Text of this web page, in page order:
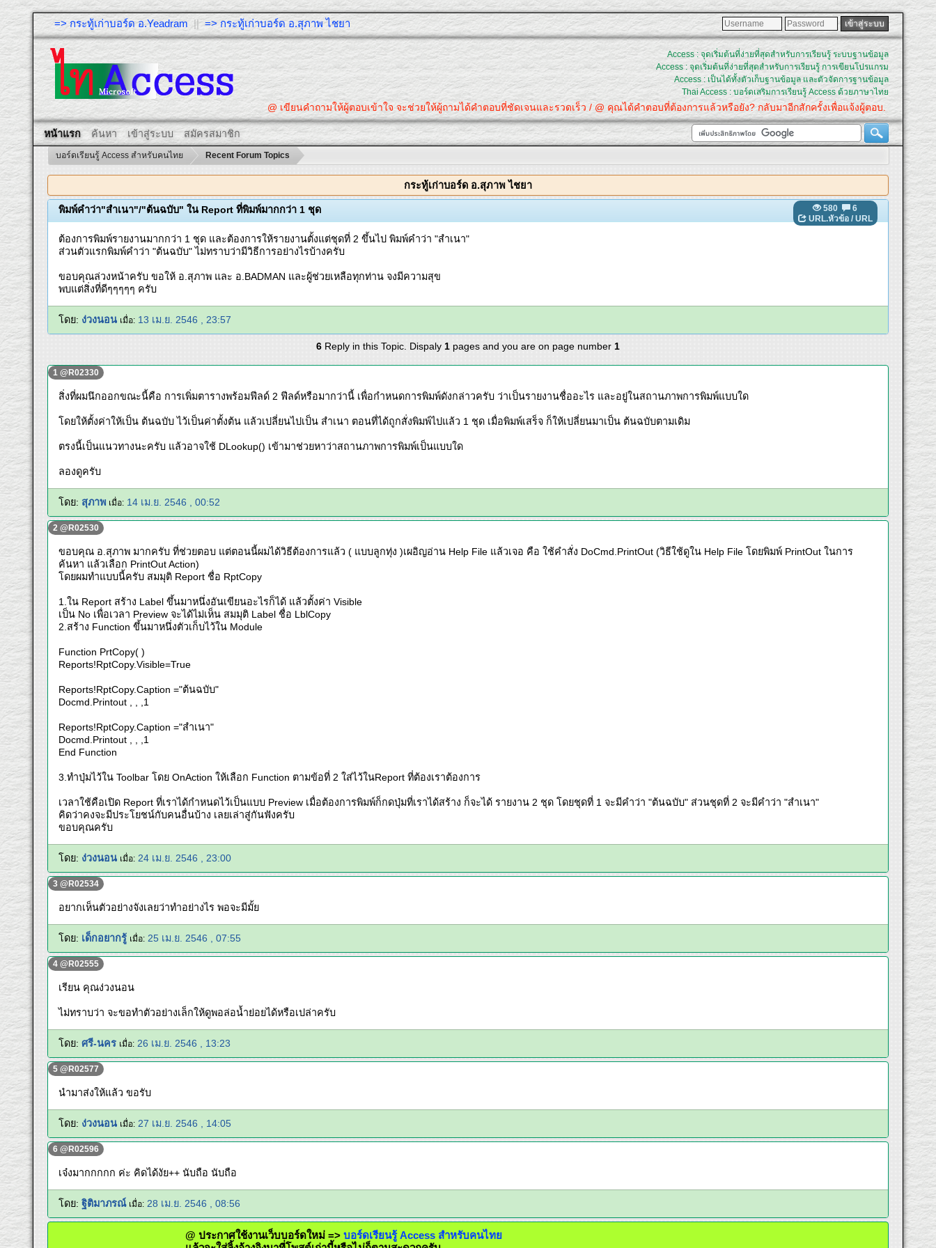
=> กระทู้เก่าบอร์ด อ.Yeadram ||=> กระทู้เก่าบอร์ด อ.สุภาพ ไชยา
Access : จุดเริ่มต้นที่ง่ายที่สุดสำหรับการเรียนรู้ ระบบฐานข้อมูล
Access : จุดเริ่มต้นที่ง่ายที่สุดสำหรับการเรียนรู้ การเขียนโปรแกรม
Access : เป็นได้ทั้งตัวเก็บฐานข้อมูล และตัวจัดการฐานข้อมูล
Thai Access : บอร์ดเสริมการเรียนรู้ Access ด้วยภาษาไทย
@ เขียนคำถามให้ผู้ตอบเข้าใจ จะช่วยให้ผู้ถามได้คำตอบที่ชัดเจนและรวดเร็ว / @ คุณได้คำตอบที่ต้องการแล้วหรือยัง? กลับมาอีกสักครั้งเพื่อแจ้งผู้ตอบ.
หน้าแรก ค้นหา เข้าสู่ระบบ สมัครสมาชิก
บอร์ดเรียนรู้ Access สำหรับคนไทย Recent Forum Topics
กระทู้เก่าบอร์ด อ.สุภาพ ไชยา
580
6
URL.หัวข้อ/ URL
พิมพ์คำว่า"สำเนา"/"ต้นฉบับ" ใน Report ที่พิมพ์มากกว่า 1 ชุด
ต้องการพิมพ์รายงานมากกว่า 1 ชุด และต้องการให้รายงานตั้งแต่ชุดที่ 2 ขึ้นไป พิมพ์คำว่า "สำเนา"
ส่วนตัวแรกพิมพ์คำว่า "ต้นฉบับ" ไม่ทราบว่ามีวิธีการอย่างไรบ้างครับ
ขอบคุณล่วงหน้าครับ ขอให้ อ.สุภาพ และ อ.BADMAN และผู้ช่วยเหลือทุกท่าน จงมีความสุข
พบแต่สิ่งที่ดีๆๆๆๆๆ ครับ
โดย: ง่วงนอน เมื่อ: 13 เม.ย. 2546 , 23:57
6 Reply in this Topic. Dispaly 1 pages and you are on page number 1
1 @R02330
สิ่งที่ผมนึกออกขณะนี้คือ การเพิ่มตารางพร้อมฟีลด์ 2 ฟีลด์หรือมากว่านี้ เพื่อกำหนดการพิมพ์ดังกล่าวครับ ว่าเป็นรายงานชื่ออะไร และอยู่ในสถานภาพการพิมพ์แบบใด
โดยให้ตั้งค่าให้เป็น ต้นฉบับ ไว้เป็นค่าตั้งต้น แล้วเปลี่ยนไปเป็น สำเนา ตอนที่ได้ถูกสั่งพิมพ์ไปแล้ว 1 ชุด เมื่อพิมพ์เสร็จ ก็ให้เปลี่ยนมาเป็น ต้นฉบับตามเดิม
ตรงนี้เป็นแนวทางนะครับ แล้วอาจใช้ DLookup() เข้ามาช่วยหาว่าสถานภาพการพิมพ์เป็นแบบใด
ลองดูครับ
โดย: สุภาพ เมื่อ: 14 เม.ย. 2546 , 00:52
2 @R02530
ขอบคุณ อ.สุภาพ มากครับ ที่ช่วยตอบ แต่ตอนนี้ผมได้วิธีต้องการแล้ว ( แบบลูกทุ่ง )เผอิญอ่าน Help File แล้วเจอ คือ ใช้คำสั่ง DoCmd.PrintOut (วิธีใช้ดูใน Help File โดยพิมพ์ PrintOut ในการ
ค้นหา แล้วเลือก PrintOut Action)
โดยผมทำแบบนี้ครับ สมมุติ Report ชื่อ RptCopy
1.ใน Report สร้าง Label ขึ้นมาหนึ่งอันเขียนอะไรก็ได้ แล้วตั้งค่า Visible
เป็น No เพื่อเวลา Preview จะได้ไม่เห็น สมมุติ Label ชื่อ LblCopy
2.สร้าง Function ขึ้นมาหนึ่งตัวเก็บไว้ใน Module
Function PrtCopy( )
Reports!RptCopy.Visible=True
Reports!RptCopy.Caption ="ต้นฉบับ"
Docmd.Printout , , ,1
Reports!RptCopy.Caption ="สำเนา"
Docmd.Printout , , ,1
End Function
3.ทำปุ่มไว้ใน Toolbar โดย OnAction ให้เลือก Function ตามข้อที่ 2 ใส่ไว้ในReport ที่ต้องเราต้องการ
เวลาใช้คือเปิด Report ที่เราได้กำหนดไว้เป็นแบบ Preview เมื่อต้องการพิมพ์ก็กดปุ่มที่เราได้สร้าง ก็จะได้ รายงาน 2 ชุด โดยชุดที่ 1 จะมีคำว่า "ต้นฉบับ" ส่วนชุดที่ 2 จะมีคำว่า "สำเนา"
คิดว่าคงจะมีประโยชน์กับคนอื่นบ้าง เลยเล่าสู่กันฟังครับ
ขอบคุณครับ
โดย: ง่วงนอน เมื่อ: 24 เม.ย. 2546 , 23:00
3 @R02534
อยากเห็นตัวอย่างจังเลยว่าทำอย่างไร พอจะมีมั้ย
โดย: เด็กอยากรู้ เมื่อ: 25 เม.ย. 2546 , 07:55
4 @R02555
เรียน คุณง่วงนอน
ไม่ทราบว่า จะขอทำตัวอย่างเล็กให้ดูพอล่อน้ำย่อยได้หรือเปล่าครับ
โดย: ศรี-นคร เมื่อ: 26 เม.ย. 2546 , 13:23
5 @R02577
นำมาส่งให้แล้ว ขอรับ
โดย: ง่วงนอน เมื่อ: 27 เม.ย. 2546 , 14:05
6 @R02596
เจ๋งมากกกกก ค่ะ คิดได้งัย++ นับถือ นับถือ
โดย: ฐิติมาภรณ์ เมื่อ: 28 เม.ย. 2546 , 08:56
@ ประกาศใช้งานเว็บบอร์ดใหม่ =>บอร์ดเรียนรู้ Access สำหรับคนไทย